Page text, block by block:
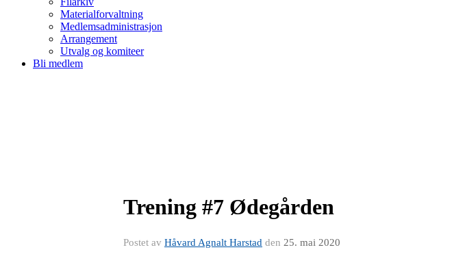
Materialforvaltning
Medlemsadministrasjon
Arrangement
Utvalg og komiteer
Bli medlem
Trening #7 Ødegården
Postet av Håvard Agnalt Harstad den 25. mai 2020